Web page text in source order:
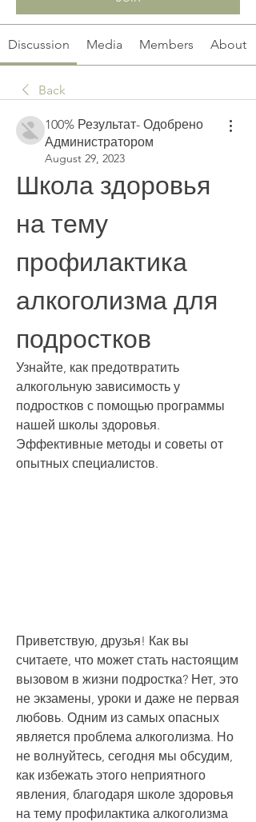
Discussion Media Members About
Back
100% Результат- Одобрено
Администратором
August 29, 2023
Школа здоровья
на тему
профилактика
алкоголизма для
подростков
Узнайте, как предотвратить
алкогольную зависимость у
подростков с помощью программы
нашей школы здоровья.
Эффективные методы и советы от
опытных специалистов.
Приветствую, друзья! Как вы
считаете, что может стать настоящим
вызовом в жизни подростка? Нет, это
не экзамены, уроки и даже не первая
любовь. Одним из самых опасных
является проблема алкоголизма. Но
не волнуйтесь, сегодня мы обсудим,
как избежать этого неприятного
явления, благодаря школе здоровья
на тему профилактика алкоголизма